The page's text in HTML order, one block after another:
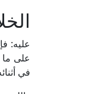
عليه:
على ما
في